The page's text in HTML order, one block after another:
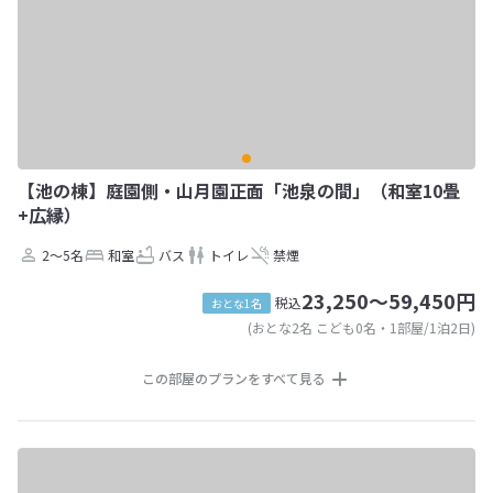
【池の棟】庭園側・山月園正面「池泉の間」（和室10畳
+広縁）
2～5名 和室 バス トイレ 禁煙
おとな1名 税込23,250～59,450円
(おとな2名 こども0名・1部屋/1泊2日)
この部屋のプランをすべて見る